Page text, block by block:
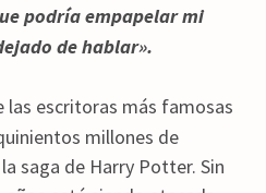
podría empapelar mi
de hablar».
las escritoras más famosas
millones de
saga de Harry Potter. Sin